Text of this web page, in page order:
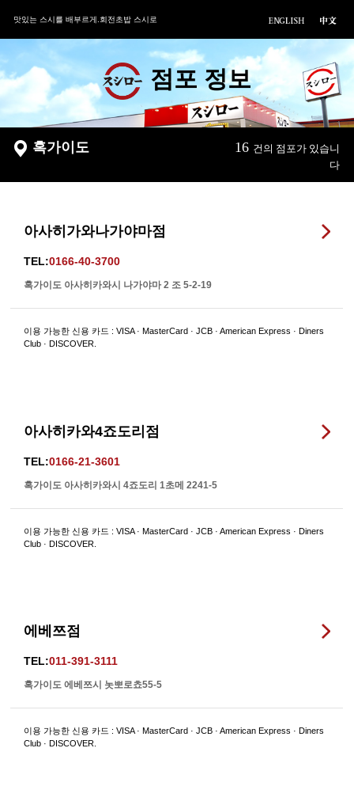
맛있는 스시를 배부르게.회전초밥 스시로
점포 정보
혹가이도 16 건의 점포가 있습니
다
아사히가와나가야마점
TEL:0166-40-3700
혹가이도 아사히카와시 나가야마 2 조 5-2-19
이용 가능한 신용 카드 : VISA · MasterCard · JCB · American Express · Diners
Club · DISCOVER.
아사히카와4죠도리점
TEL:0166-21-3601
혹가이도 아사히카와시 4죠도리 1초메 2241-5
이용 가능한 신용 카드 : VISA · MasterCard · JCB · American Express · Diners
Club · DISCOVER.
에베쯔점
TEL:011-391-3111
혹가이도 에베쯔시 놋뽀로쵸55-5
이용 가능한 신용 카드 : VISA · MasterCard · JCB · American Express · Diners
Club · DISCOVER.